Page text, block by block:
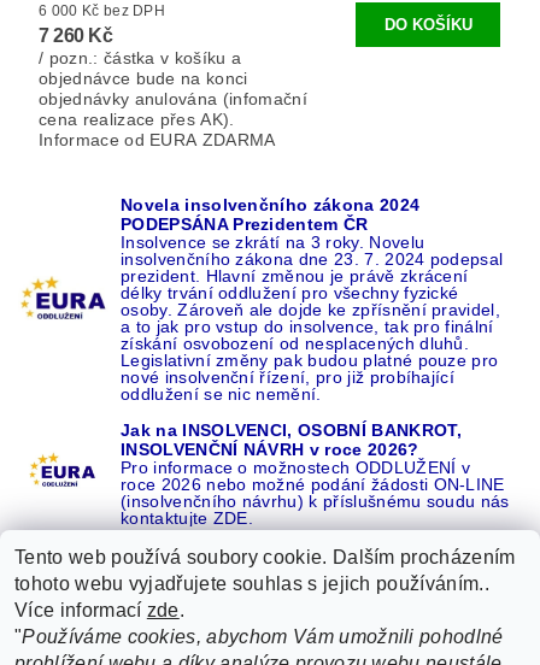
6 000 Kč bez DPH
7 260 Kč
/ pozn.: částka v košíku a
objednávce bude na konci
objednávky anulována (infomační
cena realizace přes AK).
Informace od EURA ZDARMA
Novela insolvenčního zákona 2024
PODEPSÁNA Prezidentem ČR
Insolvence se zkrátí na 3 roky. Novelu
insolvenčního zákona dne 23. 7. 2024 podepsal
prezident. Hlavní změnou je právě zkrácení
délky trvání oddlužení pro všechny fyzické
osoby. Zároveň ale dojde ke zpřísnění pravidel,
a to jak pro vstup do insolvence, tak pro finální
získání osvobození od nesplacených dluhů.
Legislativní změny pak budou platné pouze pro
nové insolvenční řízení, pro již probíhající
oddlužení se nic nemění.
Jak na INSOLVENCI, OSOBNÍ BANKROT,
INSOLVENČNÍ NÁVRH v roce 2026?
Pro informace o možnostech ODDLUŽENÍ v
roce 2026 nebo možné podání žádosti ON-LINE
(insolvenčního návrhu) k příslušnému soudu nás
kontaktujte ZDE.
Recenze o NÁS na GOOGLE 16 let REFERENCÍ v celé ČR |
Recenze o NÁS na SEZNAMU |
Tento web používá soubory cookie. Dalším procházením
tohoto webu vyjadřujete souhlas s jejich používáním..
Více informací zde.
"Používáme cookies, abychom Vám umožnili pohodlné